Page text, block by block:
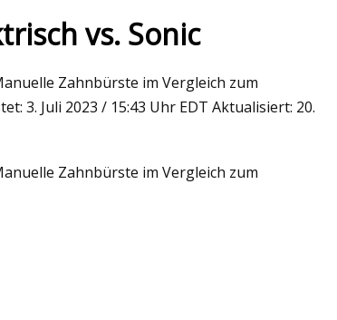
vs. Sonic
Zahnbürste im Vergleich zum
3. Juli 2023 / 15:43 Uhr EDT Aktualisiert: 20.
Zahnbürste im Vergleich zum